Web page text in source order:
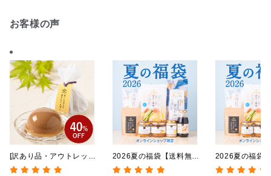
お客様の声
2026夏の福袋
料】【オンライ
2026夏の福袋【送料無
料】【オンライン限定】
[訳あり品・アウトレット]
[賞味期限2026年09月09